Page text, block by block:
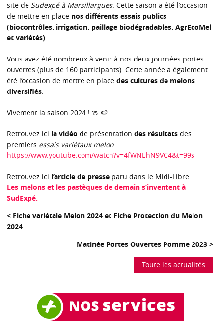
site de Sudexpé à Marsillargues. Cette saison a été l’occasion
de mettre en place nos différents essais publics
(biocontrôles, irrigation, paillage biodégradables, AgrEcoMel
et variétés).
Vous avez été nombreux à venir à nos deux journées portes
ouvertes (plus de 160 participants). Cette année a également
été l’occasion de mettre en place des cultures de melons
diversifiés.
Vivement la saison 2024 ! 🍈 🍉
Retrouvez ici la vidéo de présentation des résultats des
premiers essais variétaux melon :
https://www.youtube.com/watch?v=4fWNEhN9VC4&t=99s
Retrouvez ici l’article de presse paru dans le Midi-Libre :
Les melons et les pastèques de demain s’inventent à
SudExpé.
< Fiche variétale Melon 2024 et Fiche Protection du Melon
2024
Matinée Portes Ouvertes Pomme 2023 >
Toute les actualités